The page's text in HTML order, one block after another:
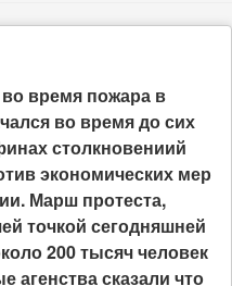
время пожара в
во время до сих
столкновениий
экономических мер
Марш протеста,
точкой сегодняшней
200 тысяч человек
сказали что